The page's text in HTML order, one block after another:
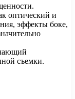
оптический и
эффекты боке,
съемки.